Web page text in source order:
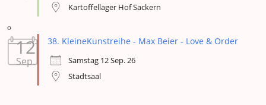
Kartoffellager Hof Sackern
12
Sep.
38. KleineKunstreihe - Max Beier - Love & Order
Samstag 12 Sep. 26
Stadtsaal